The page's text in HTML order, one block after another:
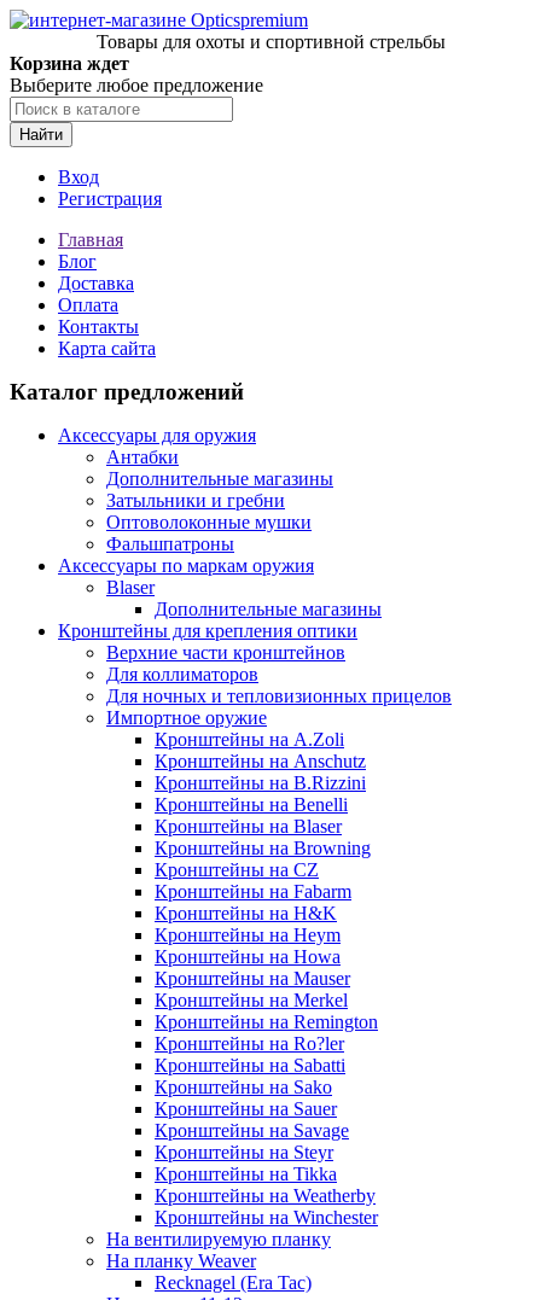
Товары для охоты и спортивной стрельбы
Корзина ждет
Выберите любое предложение
Найти
Вход
Регистрация
Главная
Блог
Доставка
Оплата
Контакты
Карта сайта
Каталог предложений
Аксессуары для оружия
Антабки
Дополнительные магазины
Затыльники и гребни
Оптоволоконные мушки
Фальшпатроны
Аксессуары по маркам оружия
Blaser
Дополнительные магазины
Кронштейны для крепления оптики
Верхние части кронштейнов
Для коллиматоров
Для ночных и тепловизионных прицелов
Импортное оружие
Кронштейны на A.Zoli
Кронштейны на Anschutz
Кронштейны на B.Rizzini
Кронштейны на Benelli
Кронштейны на Blaser
Кронштейны на Browning
Кронштейны на CZ
Кронштейны на Fabarm
Кронштейны на H&K
Кронштейны на Heym
Кронштейны на Howa
Кронштейны на Mauser
Кронштейны на Merkel
Кронштейны на Remington
Кронштейны на Ro?ler
Кронштейны на Sabatti
Кронштейны на Sako
Кронштейны на Sauer
Кронштейны на Savage
Кронштейны на Steyr
Кронштейны на Tikka
Кронштейны на Weatherby
Кронштейны на Winchester
На вентилируемую планку
На планку Weaver
Recknagel (Era Tac)